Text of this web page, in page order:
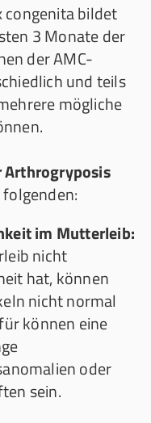
bildet
3 Monate der
der AMC-
und teils
mögliche
Arthrogryposis
im Mutterleib:
nicht
hat, können
nicht normal
können eine
oder
sein.